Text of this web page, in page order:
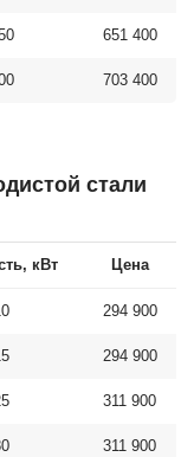
651 400
703 400
стали
кВт Цена
294 900
294 900
311 900
311 900